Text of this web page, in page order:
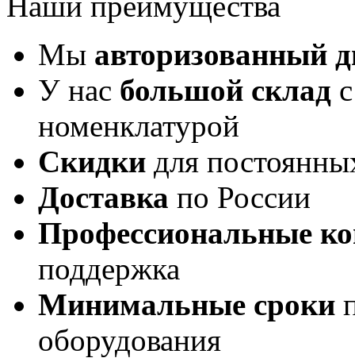
Мы авторизованный
У нас большой склад
номенклатурой
Скидки для
Доставка по России
Профессиональные
поддержка
Минимальные сроки
оборудования